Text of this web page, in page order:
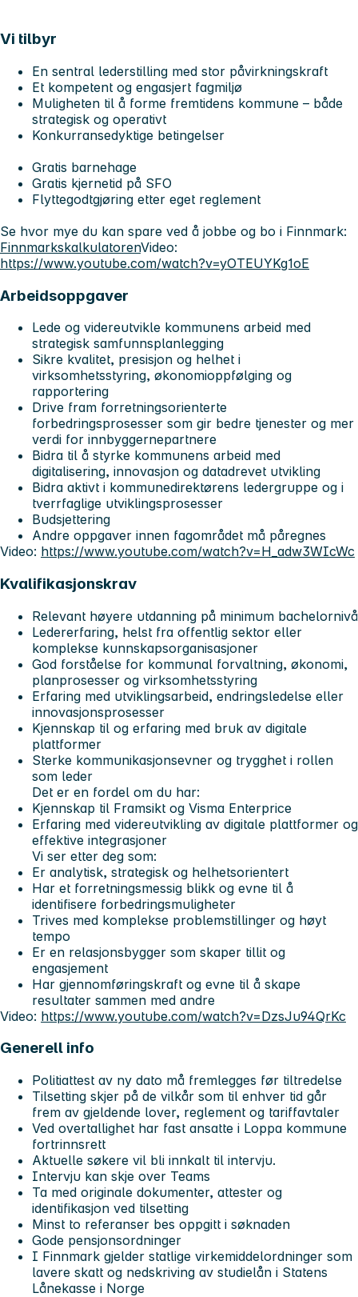
Vi tilbyr
En sentral lederstilling med stor påvirkningskraft
Et kompetent og engasjert fagmiljø
Muligheten til å forme fremtidens kommune – både
strategisk og operativt
Konkurransedyktige betingelser
Gratis barnehage
Gratis kjernetid på SFO
Flyttegodtgjøring etter eget reglement
Se hvor mye du kan spare ved å jobbe og bo i Finnmark:
FinnmarkskalkulatorenVideo:
https://www.youtube.com/watch?v=yOTEUYKg1oE
Arbeidsoppgaver
Lede og videreutvikle kommunens arbeid med
strategisk samfunnsplanlegging
Sikre kvalitet, presisjon og helhet i
virksomhetsstyring, økonomioppfølging og
rapportering
Drive fram forretningsorienterte
forbedringsprosesser som gir bedre tjenester og mer
verdi for innbyggernepartnere
Bidra til å styrke kommunens arbeid med
digitalisering, innovasjon og datadrevet utvikling
Bidra aktivt i kommunedirektørens ledergruppe og i
tverrfaglige utviklingsprosesser
Budsjettering
Andre oppgaver innen fagområdet må påregnes
Video: https://www.youtube.com/watch?v=H_adw3WIcWc
Kvalifikasjonskrav
Relevant høyere utdanning på minimum bachelornivå
Ledererfaring, helst fra offentlig sektor eller
komplekse kunnskapsorganisasjoner
God forståelse for kommunal forvaltning, økonomi,
planprosesser og virksomhetsstyring
Erfaring med utviklingsarbeid, endringsledelse eller
innovasjonsprosesser
Kjennskap til og erfaring med bruk av digitale
plattformer
Sterke kommunikasjonsevner og trygghet i rollen
som leder
Det er en fordel om du har:
Kjennskap til Framsikt og Visma Enterprice
Erfaring med videreutvikling av digitale plattformer og
effektive integrasjoner
Vi ser etter deg som:
Er analytisk, strategisk og helhetsorientert
Har et forretningsmessig blikk og evne til å
identifisere forbedringsmuligheter
Trives med komplekse problemstillinger og høyt
tempo
Er en relasjonsbygger som skaper tillit og
engasjement
Har gjennomføringskraft og evne til å skape
resultater sammen med andre
Video: https://www.youtube.com/watch?v=DzsJu94QrKc
Generell info
Politiattest av ny dato må fremlegges før tiltredelse
Tilsetting skjer på de vilkår som til enhver tid går
frem av gjeldende lover, reglement og tariffavtaler
Ved overtallighet har fast ansatte i Loppa kommune
fortrinnsrett
Aktuelle søkere vil bli innkalt til intervju.
Intervju kan skje over Teams
Ta med originale dokumenter, attester og
identifikasjon ved tilsetting
Minst to referanser bes oppgitt i søknaden
Gode pensjonsordninger
I Finnmark gjelder statlige virkemiddelordninger som
lavere skatt og nedskriving av studielån i Statens
Lånekasse i Norge